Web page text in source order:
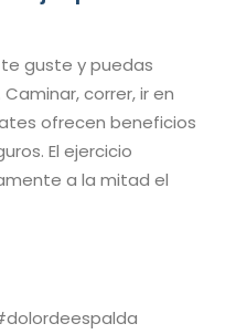
guste y puedas
correr, ir en
ofrecen beneficios
El ejercicio
a la mitad el